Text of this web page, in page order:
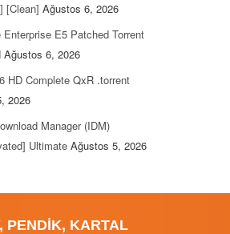
[Clean] Ağustos 6, 2026
Enterprise E5 Patched Torrent
Ağustos 6, 2026
HD Complete QxR .torrent
2026
Manager (IDM)
Ultimate Ağustos 5, 2026
PENDİK, KARTAL